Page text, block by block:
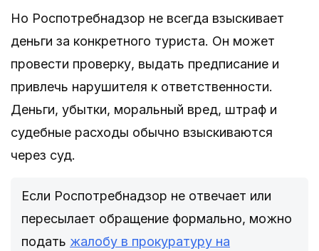
Но Роспотребнадзор не всегда взыскивает
деньги за конкретного туриста. Он может
провести проверку, выдать предписание и
привлечь нарушителя к ответственности.
Деньги, убытки, моральный вред, штраф и
судебные расходы обычно взыскиваются
через суд.
Если Роспотребнадзор не отвечает или
пересылает обращение формально, можно
подать жалобу в прокуратуру на